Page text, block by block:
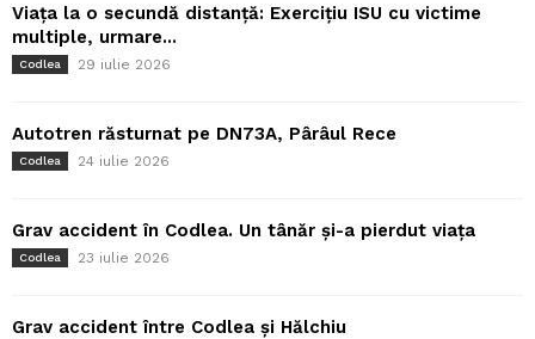
Viața la o secundă distanță: Exercițiu ISU cu victime
multiple, urmare...
Codlea 29 iulie 2026
Autotren răsturnat pe DN73A, Pârâul Rece
Codlea 24 iulie 2026
Grav accident în Codlea. Un tânăr și-a pierdut viața
Codlea 23 iulie 2026
Grav accident între Codlea și Hălchiu